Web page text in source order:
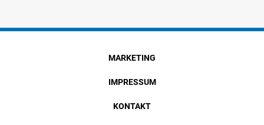
MARKETING
IMPRESSUM
KONTAKT